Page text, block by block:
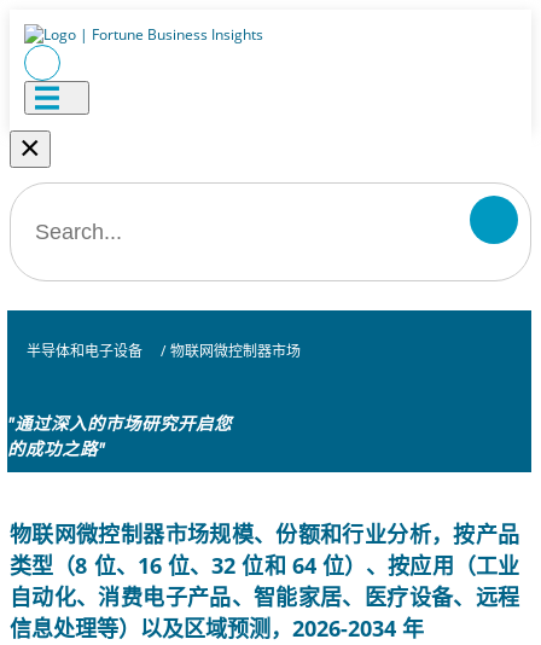
×
半导体和电子设备 / 物联网微控制器市场
"通过深入的市场研究开启您
的成功之路"
物联网微控制器市场规模、份额和行业分析，按产品
类型（8 位、16 位、32 位和 64 位）、按应用（工业
自动化、消费电子产品、智能家居、医疗设备、远程
信息处理等）以及区域预测，2026-2034 年